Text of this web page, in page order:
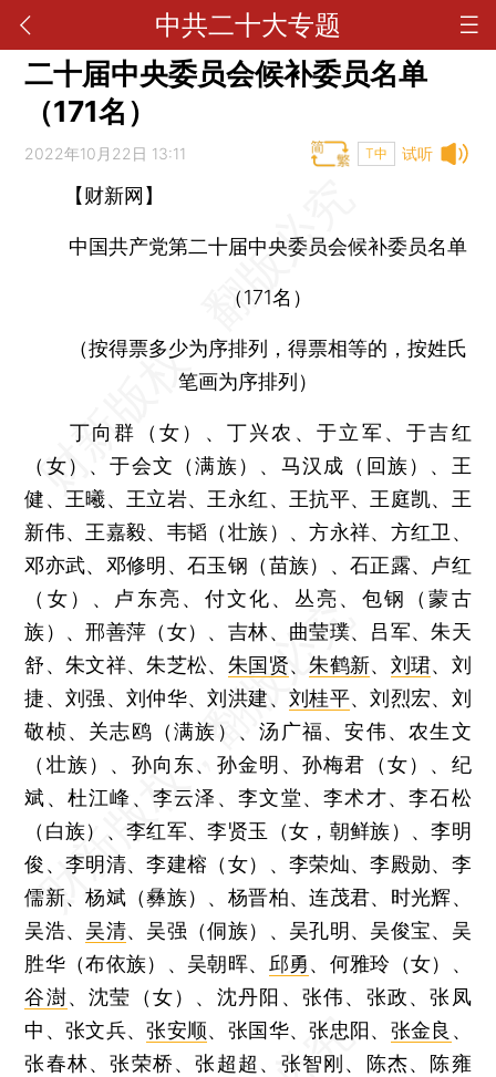
中共二十大专题
二十届中央委员会候补委员名单
（171名）
试听
2022年10月22日 13:11 T中
【财新网】
中国共产党第二十届中央委员会候补委员名单
（171名）
（按得票多少为序排列，得票相等的，按姓氏
笔画为序排列）
丁向群（女）、丁兴农、于立军、于吉红
（女）、于会文（满族）、马汉成（回族）、王
健、王曦、王立岩、王永红、王抗平、王庭凯、王
新伟、王嘉毅、韦韬（壮族）、方永祥、方红卫、
邓亦武、邓修明、石玉钢（苗族）、石正露、卢红
（女）、卢东亮、付文化、丛亮、包钢（蒙古
族）、邢善萍（女）、吉林、曲莹璞、吕军、朱天
舒、朱文祥、朱芝松、 朱国贤、朱鹤新、 刘珺、刘
捷、刘强、刘仲华、刘洪建、 刘桂平、刘烈宏、刘
敬桢、关志鸥（满族）、汤广福、安伟、农生文
（壮族）、孙向东、孙金明、孙梅君（女）、纪
斌、杜江峰、李云泽、李文堂、李术才、李石松
（白族）、李红军、李贤玉（女，朝鲜族）、李明
俊、李明清、李建榕（女）、李荣灿、李殿勋、李
儒新、杨斌（彝族）、杨晋柏、连茂君、时光辉、
吴浩、 吴清、吴强（侗族）、吴孔明、吴俊宝、吴
胜华（布依族）、吴朝晖、 邱勇、何雅玲（女）、
谷澍、沈莹（女）、沈丹阳、张伟、张政、张凤
中、张文兵、张安顺、张国华、张忠阳、 张金良 、
张春林、张荣桥、张超超、张智刚、陈杰、陈雍